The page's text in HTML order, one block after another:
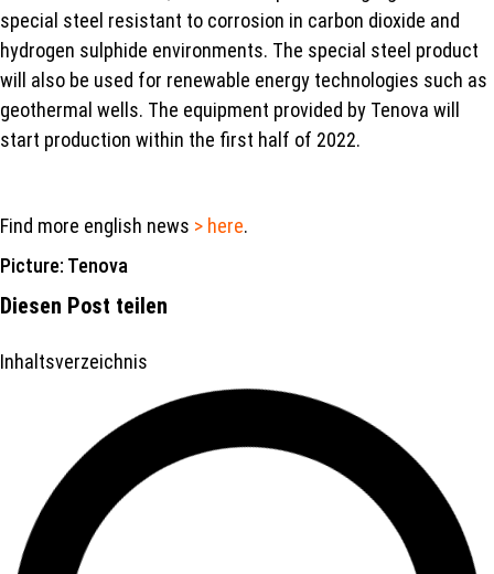
special steel resistant to corrosion in carbon dioxide and
hydrogen sulphide environments. The special steel product
will also be used for renewable energy technologies such as
geothermal wells. The equipment provided by Tenova will
start production within the first half of 2022.
Find more english news > here.
Picture: Tenova
Diesen Post teilen
Inhaltsverzeichnis